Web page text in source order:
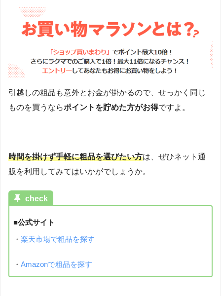
引越しの粗品も意外とお金が掛かるので、せっかく同じ
ものを買うならポイントを貯めた方がお得ですよ。
時間を掛けず手軽に粗品を選びたい方は、ぜひネット通
販を利用してみてはいかがでしょうか。
check
■公式サイト
・ 楽天市場で粗品を探す
・ Amazonで粗品を探す